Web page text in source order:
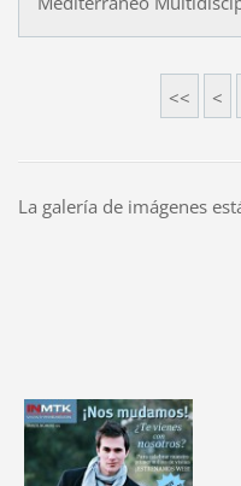
<< <
La galería de imágenes